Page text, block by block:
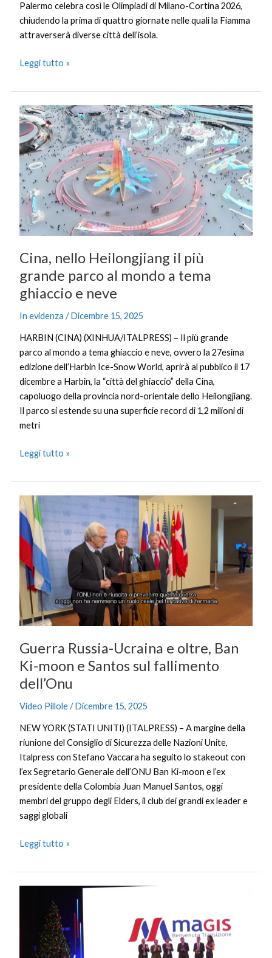
Palermo celebra così le Olimpiadi di Milano-Cortina 2026,
chiudendo la prima di quattro giornate nelle quali la Fiamma
attraverserà diverse città dell’isola.
Leggi tutto »
Cina, nello Heilongjiang il più
grande parco al mondo a tema
ghiaccio e neve
In evidenza /Dicembre 15, 2025
HARBIN (CINA) (XINHUA/ITALPRESS) – Il più grande
parco al mondo a tema ghiaccio e neve, ovvero la 27esima
edizione dell’Harbin Ice-Snow World, aprirà al pubblico il 17
dicembre a Harbin, la “città del ghiaccio” della Cina,
capoluogo della provincia nord-orientale dello Heilongjiang.
Il parco si estende su una superficie record di 1,2 milioni di
metri
Cina,
nello
Heilongjiang
il
più
grande
parco
mondo
tema
ghiaccio
e
neve
Leggi tutto »
Guerra Russia-Ucraina e oltre, Ban
Ki-moon e Santos sul fallimento
dell’Onu
Video Pillole/Dicembre 15, 2025
NEW YORK (STATI UNITI) (ITALPRESS) – A margine della
riunione del Consiglio di Sicurezza delle Nazioni Unite,
Italpress con Stefano Vaccara ha seguito lo stakeout con
l’ex Segretario Generale dell’ONU Ban Ki-moon e l’ex
presidente della Colombia Juan Manuel Santos, oggi
membri del gruppo degli Elders, il club dei grandi ex leader e
saggi globali
Guerra
Russia-
Ucraina
oltre,
Ban
Ki-
moon
e
sul
fallimento
dell’Onu
Leggi tutto »
diventa
Magis,
nuovo